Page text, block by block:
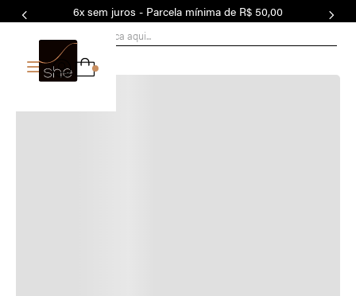
6x sem juros - Parcela mínima de R$ 50,00
0
Faça sua busca aqui...